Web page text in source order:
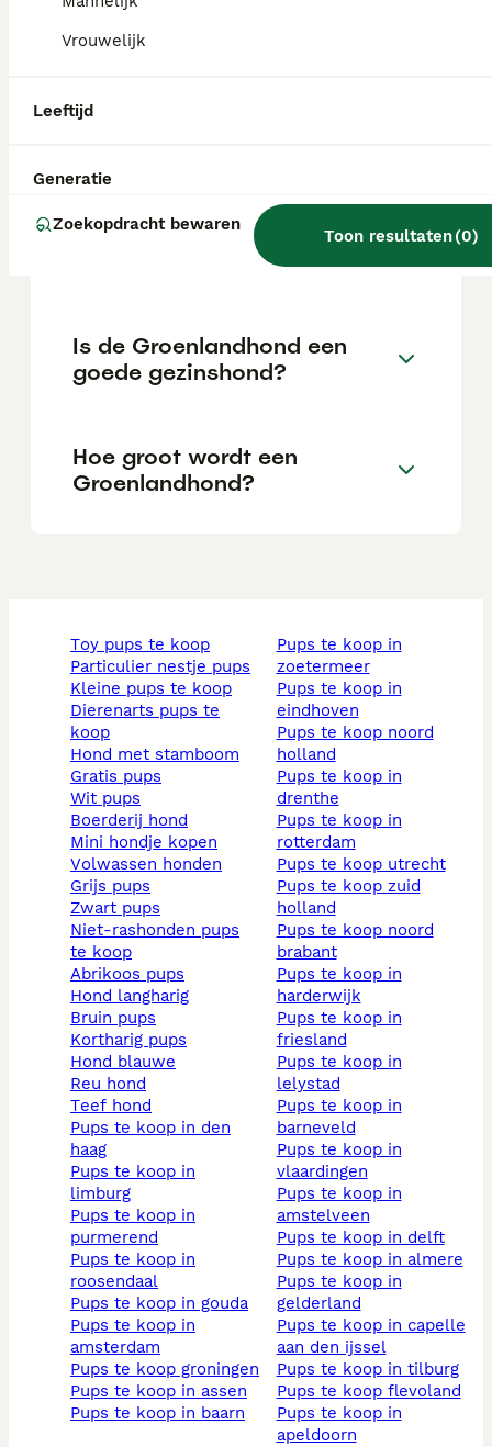
Vrouwelijk
Leeftijd
Generatie
Zoekopdracht bewaren
Toon resultaten(0)
een stevige investering.
Wat is het karakter van een
Wat kost een Groenlandhond
Is de Groenlandhond een
goede gezinshond?
Hoe groot wordt een
Groenlandhond?
toy pups te koop
particulier nestje pups
kleine pups te koop
dierenarts pups te
koop
hond met stamboom
gratis pups
wit pups
boerderij hond
mini hondje kopen
volwassen honden
grijs pups
zwart pups
niet-rashonden pups
te koop
abrikoos pups
hond langharig
bruin pups
kortharig pups
hond blauwe
reu hond
teef hond
pups te koop in den
haag
pups te koop in
limburg
pups te koop in
purmerend
pups te koop in
roosendaal
pups te koop in gouda
pups te koop in
amsterdam
pups te koop groningen
pups te koop in assen
pups te koop in baarn
pups te koop in
zoetermeer
pups te koop in
eindhoven
pups te koop noord
holland
pups te koop in
drenthe
pups te koop in
rotterdam
pups te koop utrecht
pups te koop zuid
holland
pups te koop noord
brabant
pups te koop in
harderwijk
pups te koop in
friesland
pups te koop in
lelystad
pups te koop in
barneveld
pups te koop in
vlaardingen
pups te koop in
amstelveen
pups te koop in delft
pups te koop in almere
pups te koop in
gelderland
pups te koop in capelle
aan den ijssel
pups te koop in tilburg
pups te koop flevoland
pups te koop in
apeldoorn